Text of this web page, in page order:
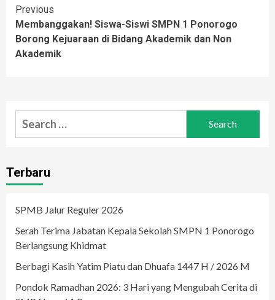
Continue
Reading
Previous
Membanggakan! Siswa-Siswi SMPN 1 Ponorogo
Borong Kejuaraan di Bidang Akademik dan Non
Akademik
Search
for:
Terbaru
SPMB Jalur Reguler 2026
Serah Terima Jabatan Kepala Sekolah SMPN 1 Ponorogo
Berlangsung Khidmat
Berbagi Kasih Yatim Piatu dan Dhuafa 1447 H / 2026 M
Pondok Ramadhan 2026: 3 Hari yang Mengubah Cerita di